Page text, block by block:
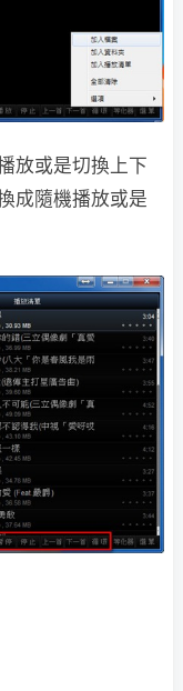
放或是切換上下
成隨機播放或是